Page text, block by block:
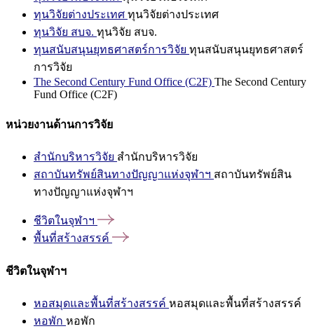
ทุนวิจัยต่างประเทศ ทุนวิจัยต่างประเทศ
ทุนวิจัย สบจ. ทุนวิจัย สบจ.
ทุนสนับสนุนยุทธศาสตร์การวิจัย ทุนสนับสนุนยุทธศาสตร์
การวิจัย
The Second Century Fund Office (C2F) The Second Century
Fund Office (C2F)
หน่วยงานด้านการวิจัย
สำนักบริหารวิจัย สำนักบริหารวิจัย
สถาบันทรัพย์สินทางปัญญาแห่งจุฬาฯ สถาบันทรัพย์สิน
ทางปัญญาแห่งจุฬาฯ
ชีวิตในจุฬาฯ
พื้นที่สร้างสรรค์
ชีวิตในจุฬาฯ
หอสมุดและพื้นที่สร้างสรรค์ หอสมุดและพื้นที่สร้างสรรค์
หอพัก หอพัก